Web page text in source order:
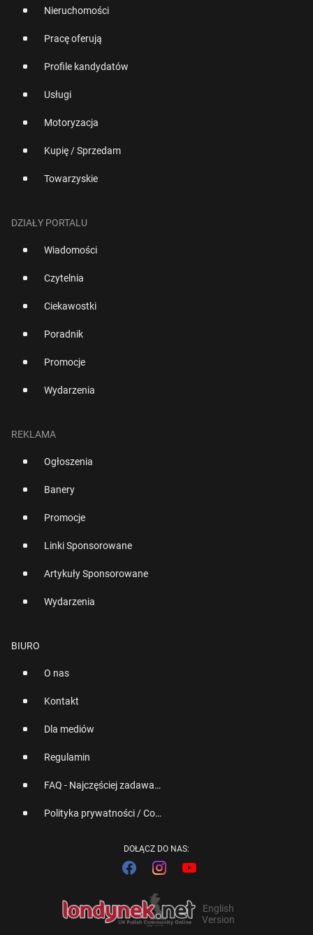
Nieruchomości
Pracę oferują
Profile kandydatów
Usługi
Motoryzacja
Kupię / Sprzedam
Towarzyskie
DZIAŁY PORTALU
Wiadomości
Czytelnia
Ciekawostki
Poradnik
Promocje
Wydarzenia
REKLAMA
Ogłoszenia
Banery
Promocje
Linki Sponsorowane
Artykuły Sponsorowane
Wydarzenia
BIURO
O nas
Kontakt
Dla mediów
Regulamin
FAQ - Najczęściej zadawane pytania
Polityka prywatności / Cookies
DOŁĄCZ DO NAS:
English
Version